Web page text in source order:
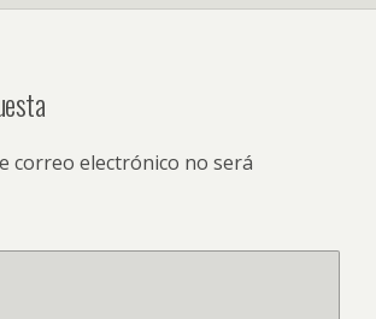
correo electrónico no será